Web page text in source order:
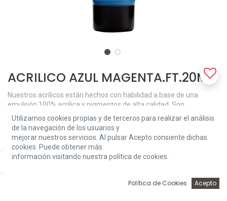
Price:
Add to Cart
ACRILICO AZUL MAGENTA.FT.20ML
Nuestros acrílicos están hechos con habilidad a base de una
emulsión 100% acrílica y pigmentos de alta calidad. Son
prácticamente inodoros e incluso en capas gruesas, la película de
pintura satinada permanece flexible y evita el agrietamiento. La
viscosidad media cremosa mantiene las pinceladas y las texturas,
pero también se puede utilizar para una cobertura suave más
fácil. El ftalo azul de manganeso (582) es un color
semitransparente con una excelente solidez a la luz (+++).
Utilizamos cookies propias y de terceros para realizar el análisis
de la navegación de los usuarios y
mejorar nuestros servicios. Al pulsar Acepto consiente dichas
cookies. Puede obtener más
información visitando nuestra política de cookies.
Política de Cookies Acepto